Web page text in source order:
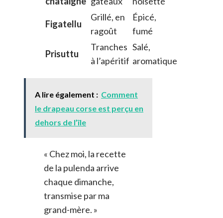
Figatellu
Grillé, en
ragoût
Épicé,
fumé
Prisuttu
Tranches
à l’apéritif
Salé,
aromatique
A lire également : Comment
le drapeau corse est perçu en
dehors de l’île
« Chez moi, la recette
de la pulenda arrive
chaque dimanche,
transmise par ma
grand-mère. »